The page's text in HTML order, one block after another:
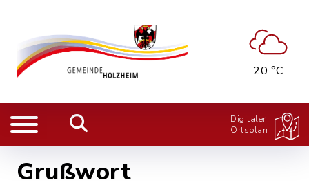
20 °C
Digitaler
Ortsplan
Grußwort